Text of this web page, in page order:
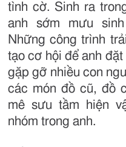
tình cờ. Sinh ra
anh sớm mưu
Những công trình
tạo cơ hội để anh
gặp gỡ nhiều con
các món đồ cũ, đồ
mê sưu tầm hiện
nhóm trong anh.